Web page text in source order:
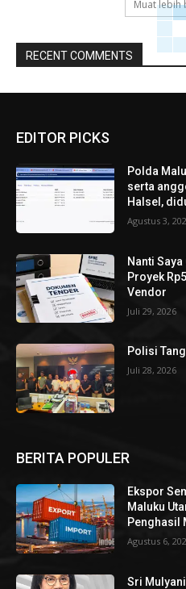
Muat lebih
RECENT COMMENTS
EDITOR PICKS
Polda
serta
Halsel,
Agustus 3,
Nanti
Proyek
Vendor
Juli 29, 2026
Polisi
Juli 28, 2026
BERITA POPULER
Ekspor
Maluku
Penghasil
Agustus 6,
Sri